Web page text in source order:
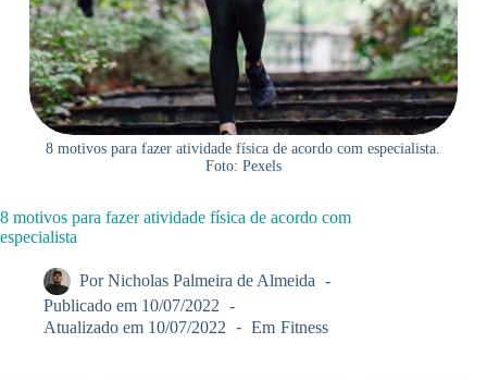
8 motivos para fazer atividade física de acordo com especialista.
Foto: Pexels
8 motivos para fazer atividade física de acordo com
especialista
Por Nicholas Palmeira de Almeida
Publicado em 10/07/2022
Atualizado em 10/07/2022 Em Fitness